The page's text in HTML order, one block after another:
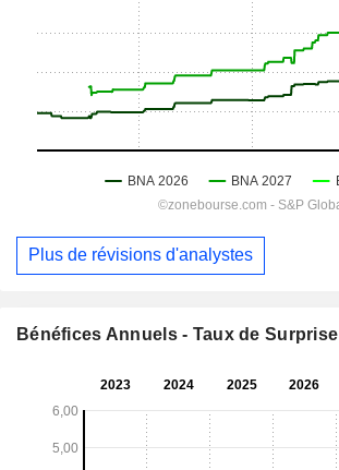
Plus de révisions d'analystes
Bénéfices Annuels - Taux de Surprise